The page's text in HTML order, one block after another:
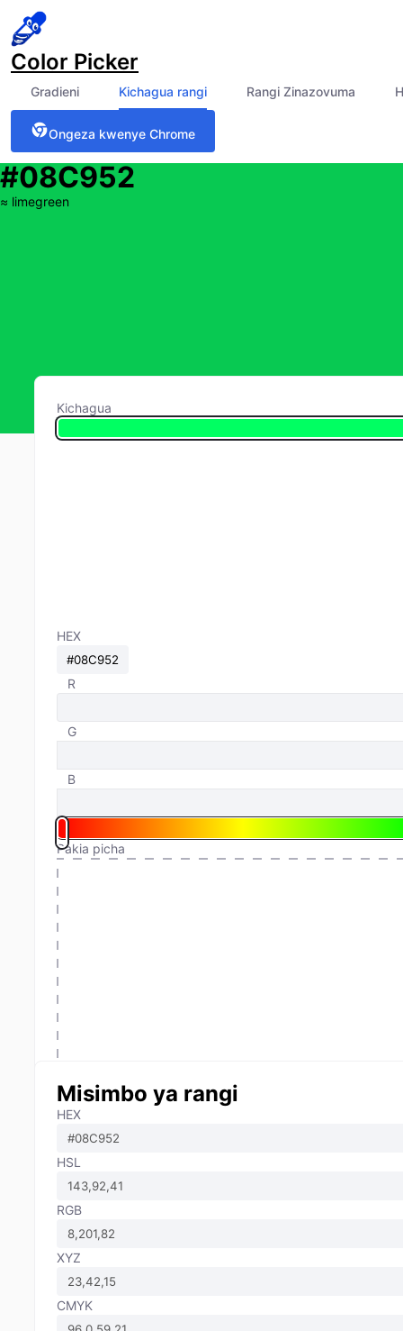
Color Picker
Gradieni Kichagua rangi Rangi Zinazovuma
Ongeza kwenye Chrome
#08C952
≈ limegreen
Kichagua
HEX
R
G
B
Pakia picha
Misimbo ya rangi
HEX
HSL
RGB
XYZ
CMYK